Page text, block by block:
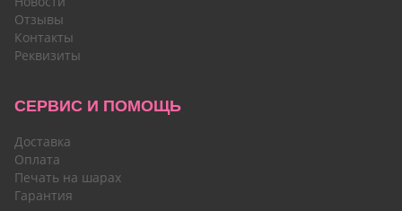
Отзывы
Контакты
Реквизиты
СЕРВИС И ПОМОЩЬ
Доставка
Оплата
Печать на шарах
Гарантия